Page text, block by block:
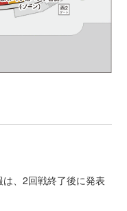
、2回戦終了後に発表